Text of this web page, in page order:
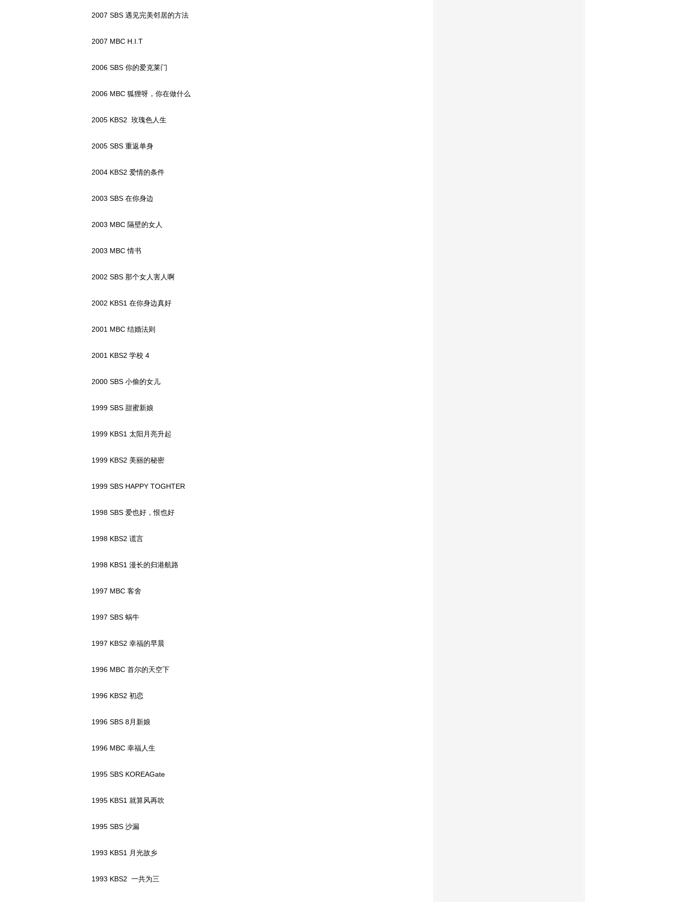
2007 SBS 遇见完美邻居的方法
2007 MBC H.I.T
2006 SBS 你的爱克莱门
2006 MBC 狐狸呀，你在做什么
2005 KBS2 玫瑰色人生
2005 SBS 重返单身
2004 KBS2 爱情的条件
2003 SBS 在你身边
2003 MBC 隔壁的女人
2003 MBC 情书
2002 SBS 那个女人害人啊
2002 KBS1 在你身边真好
2001 MBC 结婚法则
2001 KBS2 学校 4
2000 SBS 小偷的女儿
1999 SBS 甜蜜新娘
1999 KBS1 太阳月亮升起
1999 KBS2 美丽的秘密
1999 SBS HAPPY TOGHTER
1998 SBS 爱也好，恨也好
1998 KBS2 谎言
1998 KBS1 漫长的归港航路
1997 MBC 客舍
1997 SBS 蜗牛
1997 KBS2 幸福的早晨
1996 MBC 首尔的天空下
1996 KBS2 初恋
1996 SBS 8月新娘
1996 MBC 幸福人生
1995 SBS KOREAGate
1995 KBS1 就算风再吹
1995 SBS 沙漏
1993 KBS1 月光故乡
1993 KBS2 一共为三